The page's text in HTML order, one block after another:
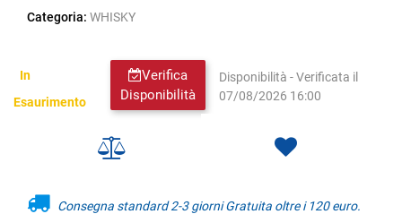
Categoria: WHISKY
Verifica
Disponibilità
In
Esaurimento
Disponibilità - Verificata il
07/08/2026 16:00
Consegna standard 2-3 giorni Gratuita oltre i 120 euro.